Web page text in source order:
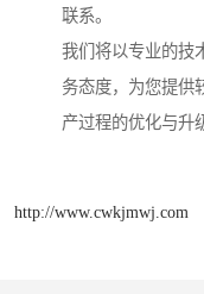
联系。
我们将以专业的技
务态度，为您提供
产过程的优化与升
http://www.cwkjmwj.com